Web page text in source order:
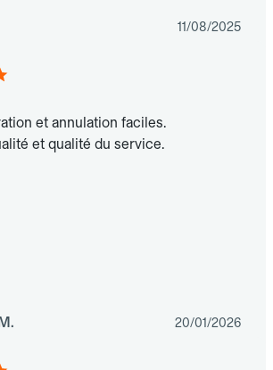
11/08/2025
et annulation faciles.
et qualité du service.
20/01/2026